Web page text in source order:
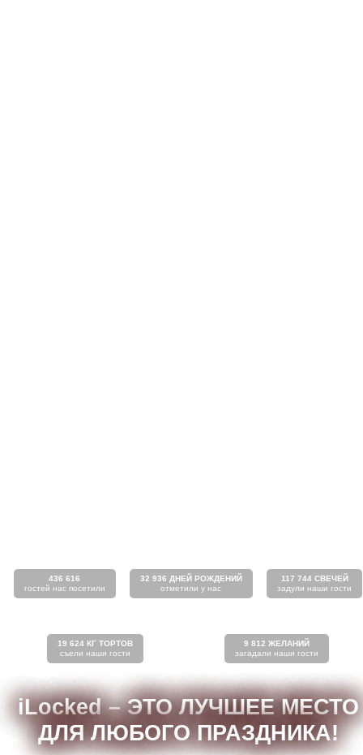
iLocked– ЭТО ЛУЧШЕЕ МЕСТО
ДЛЯ ЛЮБОГО ПРАЗДНИКА!
436 616
гостей нас посетили
32 936 ДНЕЙ РОЖДЕНИЙ
отметили у нас
117 744 СВЕЧЕЙ
задули наши гости
19 624 КГ ТОРТОВ
съели наши гости
9 812 ЖЕЛАНИЙ
загадали наши гости